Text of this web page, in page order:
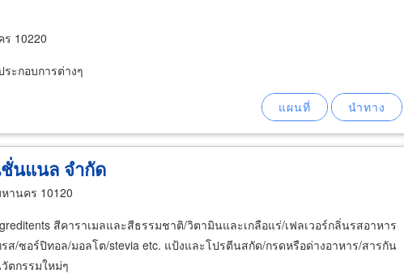
10220
ะกอบการต่างๆ
นแนล จำกัด
านคร 10120
สีคาราเมลและสีธรรมชาติ/วิตามินและเกลือแร่/เฟลเวอร์กลิ่นรสอาหาร
ส/ซอร์ปิทอล/มอลโต/stevia etc. แป้งและโปรตีนสกัด/กรดหรือด่างอาหาร/สารกัน
ตกรรมใหม่ๆ